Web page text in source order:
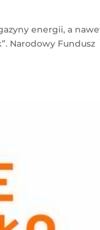
energii, a
Narodowy Fundusz